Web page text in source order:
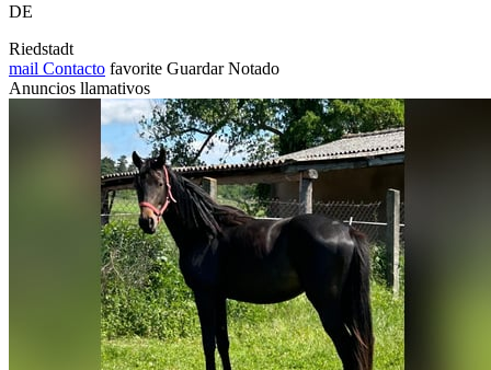
DE
Riedstadt
mail Contacto favorite Guardar Notado
Anuncios llamativos